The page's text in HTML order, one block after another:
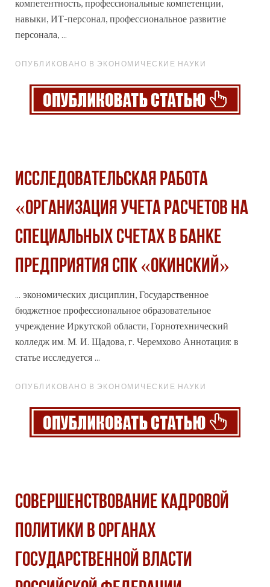
компетентность, профессиональные компетенции,
навыки, ИТ-персонал, профессиональное развитие
персонала, ...
ОПУБЛИКОВАНО В ЭКОНОМИЧЕСКИЕ НАУКИ
Исследовательская работа
«Организация учета расчетов на
специальных счетах в банке
предприятия СПК «Окинский»
... экономических дисциплин, Государственное
бюджетное профессиональное образовательное
учреждение Иркутской области, Горнотехнический
колледж им. М. И. Щадова, г. Черемхово Аннотация: в
статье исследуется ...
ОПУБЛИКОВАНО В ЭКОНОМИЧЕСКИЕ НАУКИ
Совершенствование кадровой
политики в органах
государственной власти